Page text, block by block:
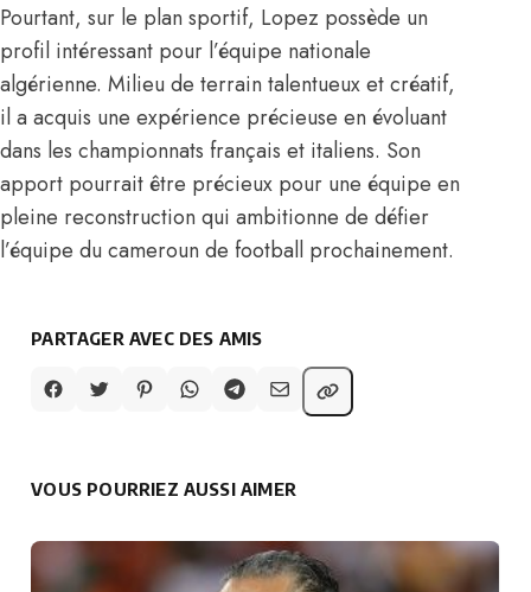
Pourtant, sur le plan sportif, Lopez possède un
profil intéressant pour l’équipe nationale
algérienne. Milieu de terrain talentueux et créatif,
il a acquis une expérience précieuse en évoluant
dans les championnats français et italiens. Son
apport pourrait être précieux pour une équipe en
pleine reconstruction qui ambitionne de défier
l’équipe du cameroun de football prochainement.
PARTAGER AVEC DES AMIS
VOUS POURRIEZ AUSSI AIMER